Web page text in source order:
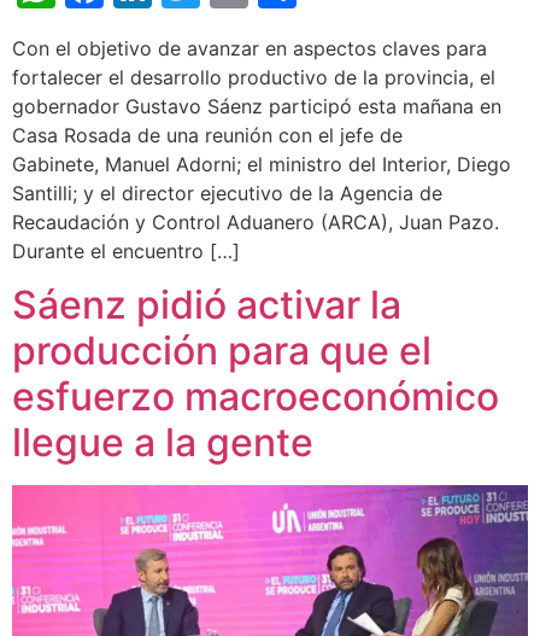
Con el objetivo de avanzar en aspectos claves para
fortalecer el desarrollo productivo de la provincia, el
gobernador Gustavo Sáenz participó esta mañana en
Casa Rosada de una reunión con el jefe de
Gabinete, Manuel Adorni; el ministro del Interior, Diego
Santilli; y el director ejecutivo de la Agencia de
Recaudación y Control Aduanero (ARCA), Juan Pazo.
Durante el encuentro […]
Sáenz pidió activar la
producción para que el
esfuerzo macroeconómico
llegue a la gente